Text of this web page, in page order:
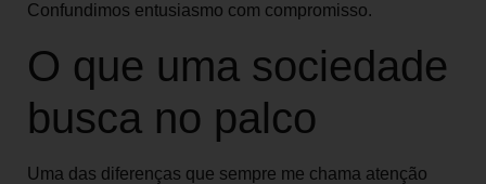
Confundimos entusiasmo com compromisso.
O que uma sociedade
busca no palco
Uma das diferenças que sempre me chama atenção